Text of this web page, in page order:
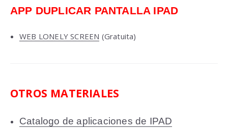
APP DUPLICAR PANTALLA IPAD
WEB LONELY SCREEN (Gratuita)
OTROS MATERIALES
Catalogo de aplicaciones de IPAD